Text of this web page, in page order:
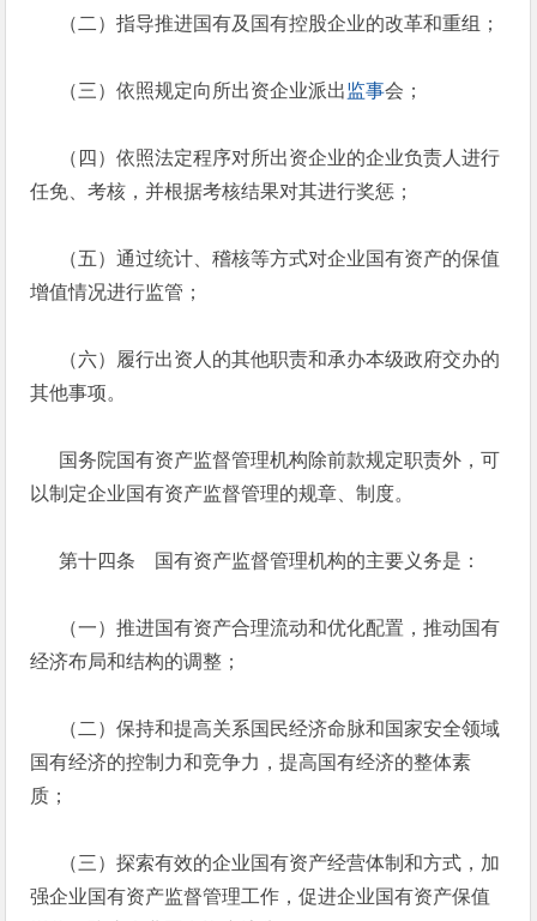
（二）指导推进国有及国有控股企业的改革和重组；
（三）依照规定向所出资企业派出监事会；
（四）依照法定程序对所出资企业的企业负责人进行
任免、考核，并根据考核结果对其进行奖惩；
（五）通过统计、稽核等方式对企业国有资产的保值
增值情况进行监管；
（六）履行出资人的其他职责和承办本级政府交办的
其他事项。
国务院国有资产监督管理机构除前款规定职责外，可
以制定企业国有资产监督管理的规章、制度。
第十四条 国有资产监督管理机构的主要义务是：
（一）推进国有资产合理流动和优化配置，推动国有
经济布局和结构的调整；
（二）保持和提高关系国民经济命脉和国家安全领域
国有经济的控制力和竞争力，提高国有经济的整体素
质；
（三）探索有效的企业国有资产经营体制和方式，加
强企业国有资产监督管理工作，促进企业国有资产保值